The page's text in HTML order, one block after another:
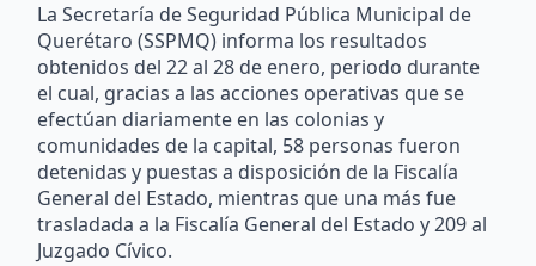
La Secretaría de Seguridad Pública Municipal de
Querétaro (SSPMQ) informa los resultados
obtenidos del 22 al 28 de enero, periodo durante
el cual, gracias a las acciones operativas que se
efectúan diariamente en las colonias y
comunidades de la capital, 58 personas fueron
detenidas y puestas a disposición de la Fiscalía
General del Estado, mientras que una más fue
trasladada a la Fiscalía General del Estado y 209 al
Juzgado Cívico.